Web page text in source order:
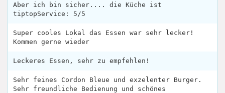
Aber ich bin sicher.... die Küche ist
tiptopService: 5/5
Super cooles Lokal das Essen war sehr lecker!
Kommen gerne wieder
Leckeres Essen, sehr zu empfehlen!
Sehr feines Cordon Bleue und exzelenter Burger.
Sehr freundliche Bedienung und schönes